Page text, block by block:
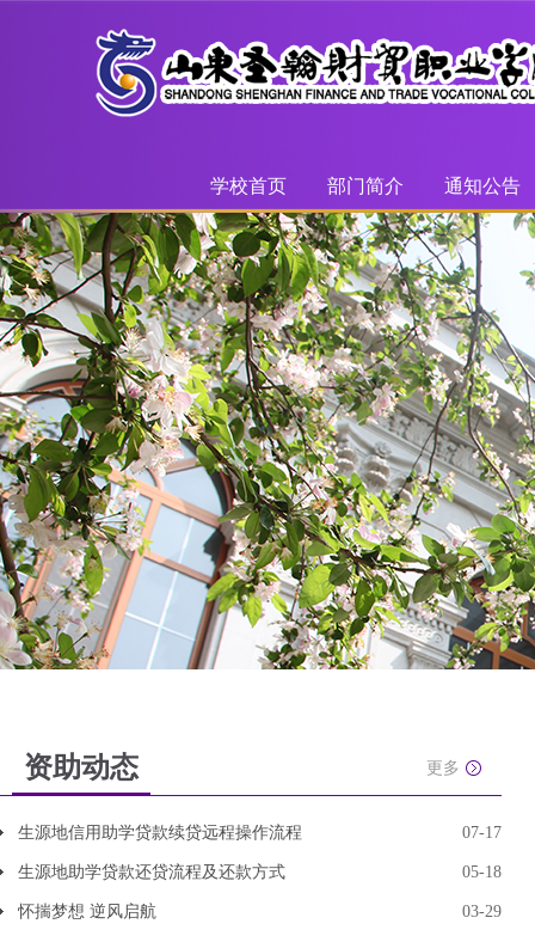
学校首页 部门简介 通知公告
资助动态 更多
生源地信用助学贷款续贷远程操作流程 07-17
生源地助学贷款还贷流程及还款方式 05-18
怀揣梦想 逆风启航 03-29